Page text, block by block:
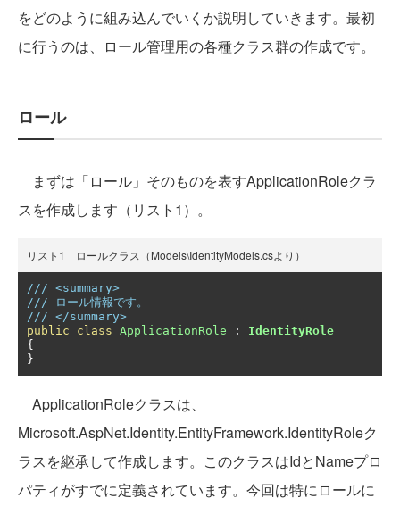
をどのように組み込んでいくか説明していきます。最初
に行うのは、ロール管理用の各種クラス群の作成です。
ロール
まずは「ロール」そのものを表すApplicationRoleクラ
スを作成します（リスト1）。
リスト1 ロールクラス（Models\IdentityModels.csより）
/// <summary>
/// ロール情報です。
/// </summary>
public
class ApplicationRole :
IdentityRole
{
}
ApplicationRoleクラスは、
Microsoft.AspNet.Identity.EntityFramework.IdentityRoleク
ラスを継承して作成します。このクラスはIdとNameプロ
パティがすでに定義されています。今回は特にロールに